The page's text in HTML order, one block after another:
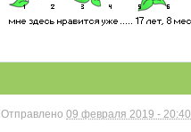
Отправлено09 февраля 2019 - 20:40